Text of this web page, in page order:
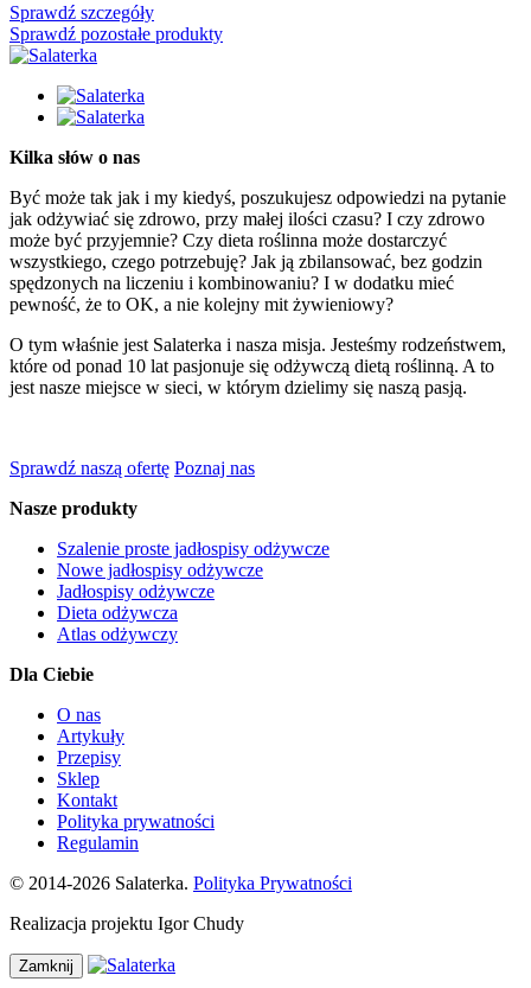
Sprawdź szczegóły
Sprawdź pozostałe produkty
Kilka słów o nas
Być może tak jak i my kiedyś, poszukujesz odpowiedzi na pytanie
jak odżywiać się zdrowo, przy małej ilości czasu? I czy zdrowo
może być przyjemnie? Czy dieta roślinna może dostarczyć
wszystkiego, czego potrzebuję? Jak ją zbilansować, bez godzin
spędzonych na liczeniu i kombinowaniu? I w dodatku mieć
pewność, że to OK, a nie kolejny mit żywieniowy?
O tym właśnie jest Salaterka i nasza misja. Jesteśmy rodzeństwem,
które od ponad 10 lat pasjonuje się odżywczą dietą roślinną. A to
jest nasze miejsce w sieci, w którym dzielimy się naszą pasją.
Sprawdź naszą ofertę Poznaj nas
Nasze produkty
Szalenie proste jadłospisy odżywcze
Nowe jadłospisy odżywcze
Jadłospisy odżywcze
Dieta odżywcza
Atlas odżywczy
Dla Ciebie
O nas
Artykuły
Przepisy
Sklep
Kontakt
Polityka prywatności
Regulamin
© 2014-2026 Salaterka. Polityka Prywatności
Realizacja projektu Igor Chudy
Zamknij